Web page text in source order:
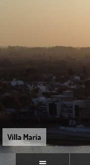
Villa María